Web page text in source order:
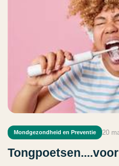
Mondgezondheid en Preventie 20